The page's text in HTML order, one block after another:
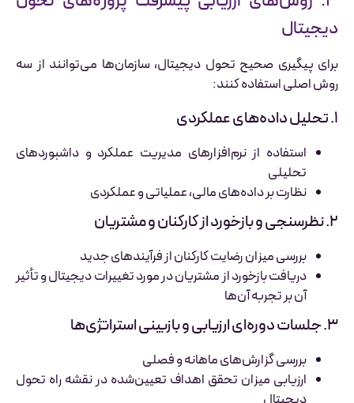
دیجیتال
برای پیگیری صحیح تحول دیجیتال، سازمان‌ها می‌توانند از سه
روش اصلی استفاده کنند:
۱. تحلیل داده‌های عملکردی
استفاده از نرم‌افزارهای مدیریت عملکرد و داشبوردهای
تحلیلی
نظارت بر داده‌های مالی، عملیاتی و عملکردی
۲. نظرسنجی و بازخورد از کارکنان و مشتریان
بررسی میزان رضایت کارکنان از فرآیندهای جدید
دریافت بازخورد از مشتریان در مورد تغییرات دیجیتال و تأثیر
آن بر تجربه آن‌ها
۳. جلسات دوره‌ای ارزیابی و بازبینی استراتژی‌ها
بررسی گزارش‌های ماهانه و فصلی
ارزیابی میزان تحقق اهداف تعیین‌شده در نقشه راه تحول